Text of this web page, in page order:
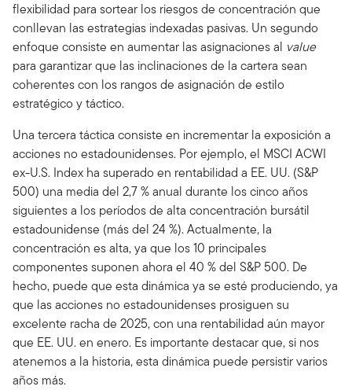
flexibilidad para sortear los riesgos de concentración que
conllevan las estrategias indexadas pasivas. Un segundo
enfoque consiste en aumentar las asignaciones al value
para garantizar que las inclinaciones de la cartera sean
coherentes con los rangos de asignación de estilo
estratégico y táctico.
Una tercera táctica consiste en incrementar la exposición a
acciones no estadounidenses. Por ejemplo, el MSCI ACWI
ex-U.S. Index ha superado en rentabilidad a EE. UU. (S&P
500) una media del 2,7 % anual durante los cinco años
siguientes a los períodos de alta concentración bursátil
estadounidense (más del 24 %). Actualmente, la
concentración es alta, ya que los 10 principales
componentes suponen ahora el 40 % del S&P 500. De
hecho, puede que esta dinámica ya se esté produciendo, ya
que las acciones no estadounidenses prosiguen su
excelente racha de 2025, con una rentabilidad aún mayor
que EE. UU. en enero. Es importante destacar que, si nos
atenemos a la historia, esta dinámica puede persistir varios
años más.